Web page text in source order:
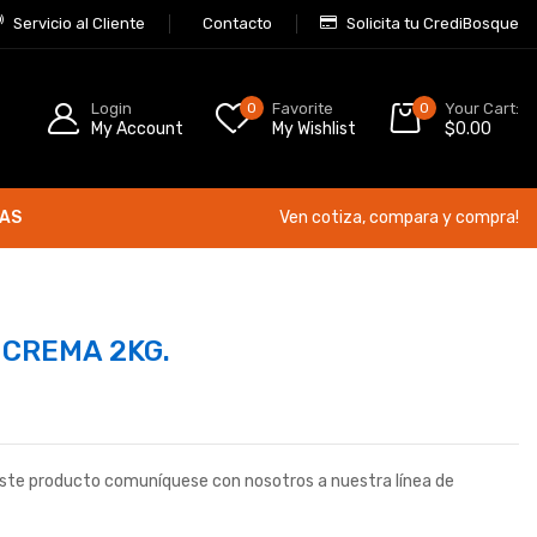
Servicio al Cliente Contacto Solicita tu CrediBosque
Login
My Account
0 Favorite
My Wishlist
0 Your Cart:
$0.00
Ven cotiza, compara y compra!
2KG.
producto comuníquese con nosotros a nuestra línea de